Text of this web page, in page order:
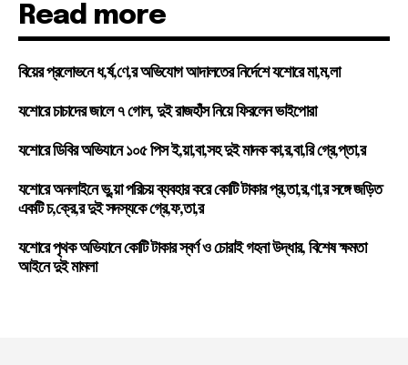
Read more
বিয়ের প্রলোভনে ধ,র্ষ,ণে,র অভিযোগ আদালতের নির্দেশে যশোরে মা,ম,লা
যশোরে চাচাদের জালে ৭ গোল, দুই রাজহাঁস নিয়ে ফিরলেন ভাইপোরা
যশোরে ডিবির অভিযানে ১০৫ পিস ই,য়া,বা,সহ দুই মাদক কা,র,বা,রি গ্রে,প্তা,র
যশোরে অনলাইনে ভু,য়া পরিচয় ব্যবহার করে কোটি টাকার প্র,তা,র,ণা,র সঙ্গে জড়িত
একটি চ,ক্রে,র দুই সদস্যকে গ্রে,ফ,তা,র
যশোরে পৃথক অভিযানে কোটি টাকার স্বর্ণ ও চোরাই গহনা উদ্ধার, বিশেষ ক্ষমতা
আইনে দুই মামলা